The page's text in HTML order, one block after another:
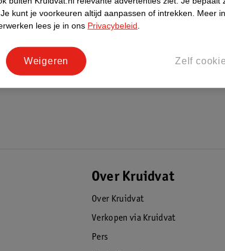
Over Kruidvat
Over Kruidvat
Verkopen via Kruidvat
Pers
Je kunt je voorkeuren altijd aanpassen of intrekken.
Meer
lees je in ons Privacybeleid
Zelf
Weigeren